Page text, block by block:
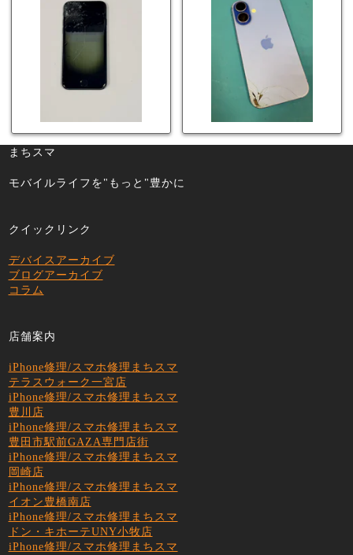
60分で修理可能！
リーも当日90分で安
心修理！
まちスマ
モバイルライフを"もっと"豊かに
クイックリンク
デバイスアーカイブ
ブログアーカイブ
コラム
店舗案内
iPhone修理/スマホ修理まちスマ
テラスウォーク一宮店
iPhone修理/スマホ修理まちスマ
豊川店
iPhone修理/スマホ修理まちスマ
豊田市駅前GAZA専門店街
iPhone修理/スマホ修理まちスマ
岡崎店
iPhone修理/スマホ修理まちスマ
イオン豊橋南店
iPhone修理/スマホ修理まちスマ
ドン・キホーテUNY小牧店
iPhone修理/スマホ修理まちスマ